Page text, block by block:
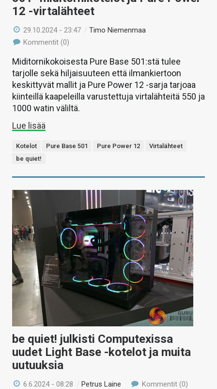
12 -virtalähteet
29.10.2024 - 23:47 /Timo Niemenmaa
Kommentit (0)
Miditornikokoisesta Pure Base 501:stä tulee
tarjolle sekä hiljaisuuteen että ilmankiertoon
keskittyvät mallit ja Pure Power 12 -sarja tarjoaa
kiinteillä kaapeleilla varustettuja virtalähteitä 550 ja
1000 watin väliltä.
Lue lisää
Kotelot Pure Base 501 Pure Power 12
Virtalähteet
be quiet!
be quiet! julkisti Computexissa
uudet Light Base -kotelot ja muita
uutuuksia
6.6.2024 - 08:28 /Petrus Laine Kommentit (0)